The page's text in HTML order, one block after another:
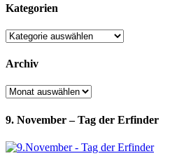
Kategorien
Kategorien
Archiv
Archiv
9. November – Tag der Erfinder